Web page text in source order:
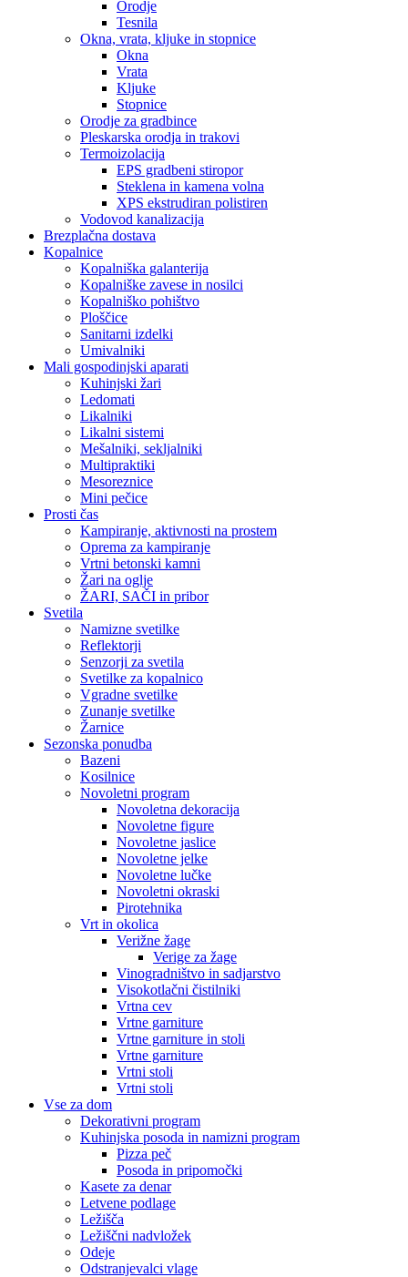
Orodje
Tesnila
Okna, vrata, kljuke in stopnice
Okna
Vrata
Kljuke
Stopnice
Orodje za gradbince
Pleskarska orodja in trakovi
Termoizolacija
EPS gradbeni stiropor
Steklena in kamena volna
XPS ekstrudiran polistiren
Vodovod kanalizacija
Brezplačna dostava
Kopalnice
Kopalniška galanterija
Kopalniške zavese in nosilci
Kopalniško pohištvo
Ploščice
Sanitarni izdelki
Umivalniki
Mali gospodinjski aparati
Kuhinjski žari
Ledomati
Likalniki
Likalni sistemi
Mešalniki, sekljalniki
Multipraktiki
Mesoreznice
Mini pečice
Prosti čas
Kampiranje, aktivnosti na prostem
Oprema za kampiranje
Vrtni betonski kamni
Žari na oglje
ŽARI, SAČI in pribor
Svetila
Namizne svetilke
Reflektorji
Senzorji za svetila
Svetilke za kopalnico
Vgradne svetilke
Zunanje svetilke
Žarnice
Sezonska ponudba
Bazeni
Kosilnice
Novoletni program
Novoletna dekoracija
Novoletne figure
Novoletne jaslice
Novoletne jelke
Novoletne lučke
Novoletni okraski
Pirotehnika
Vrt in okolica
Verižne žage
Verige za žage
Vinogradništvo in sadjarstvo
Visokotlačni čistilniki
Vrtna cev
Vrtne garniture
Vrtne garniture in stoli
Vrtne garniture
Vrtni stoli
Vrtni stoli
Vse za dom
Dekorativni program
Kuhinjska posoda in namizni program
Pizza peč
Posoda in pripomočki
Kasete za denar
Letvene podlage
Ležišča
Ležiščni nadvložek
Odeje
Odstranjevalci vlage